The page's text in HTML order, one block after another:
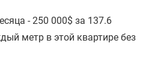
- 250 000$ за 137.6
метр в этой квартире без